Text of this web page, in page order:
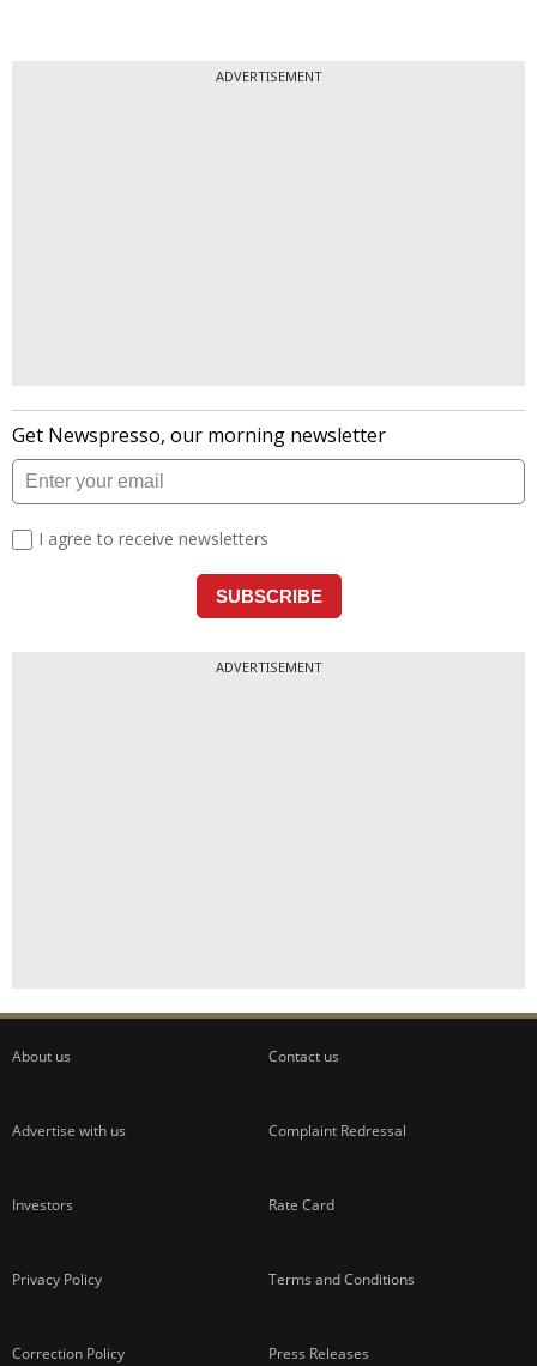
ADVERTISEMENT
ADVERTISEMENT
About us Contact us
Advertise with us Complaint Redressal
Investors Rate Card
Privacy Policy Terms and Conditions
Correction Policy Press Releases